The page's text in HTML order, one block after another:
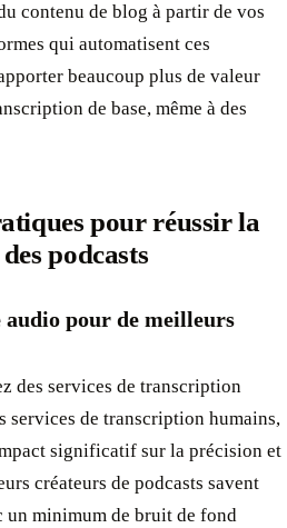
contenu de blog à partir de vos
qui automatisent ces
beaucoup plus de valeur
de base, même à des
pour réussir la
podcasts
pour de meilleurs
des services de transcription
services de transcription humains,
significatif sur la précision et
créateurs de podcasts savent
un minimum de bruit de fond